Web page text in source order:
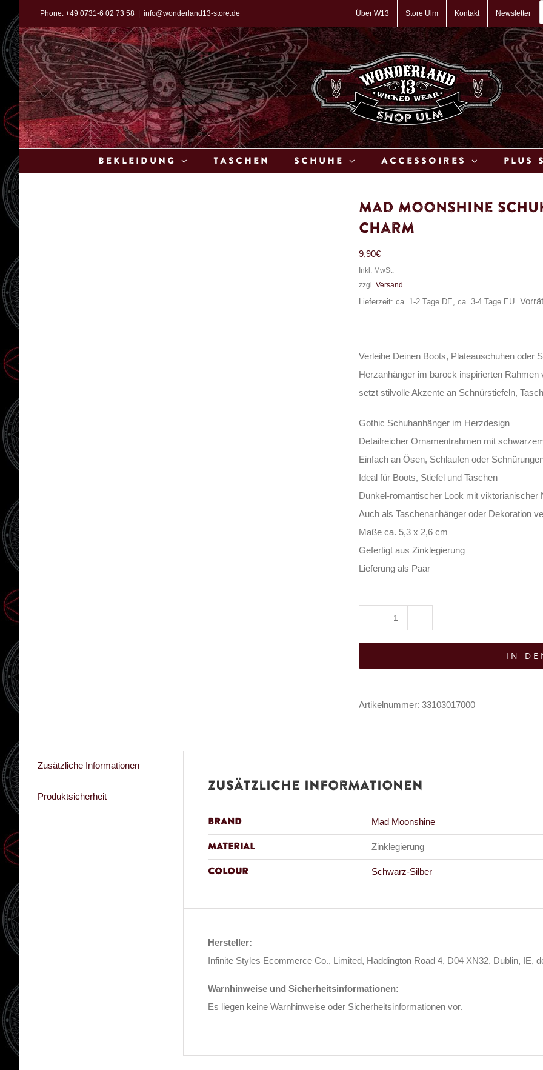
Inhalt
springen
Phone: +49 0731-6 02 73 58 info@wonderland13-store.de Über W13 Store Ulm Kontakt Newsletter
Bekleidung Taschen Schuhe Accessoires Plus
Mad Moonshine
Charm
9,90€
Inkl. MwSt.
zzgl. Versand
Lieferzeit: ca. 1-2 Tage DE, ca. 3-4 Tage EU
Verleihe Deinen Boots, Plateauschuhen oder
Herzanhänger im barock inspirierten
setzt stilvolle Akzente an Schnürstiefeln,
Gothic Schuhanhänger im Herzdesign
Detailreicher Ornamentrahmen mit
Einfach an Ösen, Schlaufen oder
Ideal für Boots, Stiefel und Taschen
Dunkel-romantischer Look mit viktorianischer
Auch als Taschenanhänger oder Dekoration
Maße ca. 5,3 x 2,6 cm
Gefertigt aus Zinklegierung
Lieferung als Paar
Moonshine
IN
Artikelnummer: 33103017000
Zusätzliche Informationen
Produktsicherheit
Zusätzliche Informationen
Brand Mad Moonshine
Material Zinklegierung
Colour Schwarz-Silber
Hersteller:
Infinite Styles Ecommerce Co., Limited, Haddington Road 4, D04 XN32, Dublin, IE,
Warnhinweise und Sicherheitsinformationen:
Es liegen keine Warnhinweise oder Sicherheitsinformationen vor.